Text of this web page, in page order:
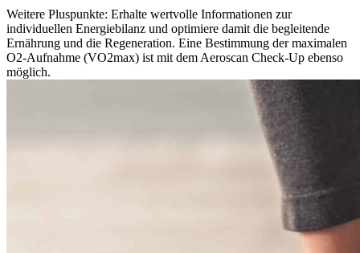
Weitere Pluspunkte: Erhalte wertvolle Informationen zur
individuellen Energiebilanz und optimiere damit die begleitende
Ernährung und die Regeneration. Eine Bestimmung der maximalen
O2-Aufnahme (VO2max) ist mit dem Aeroscan Check-Up ebenso
möglich.